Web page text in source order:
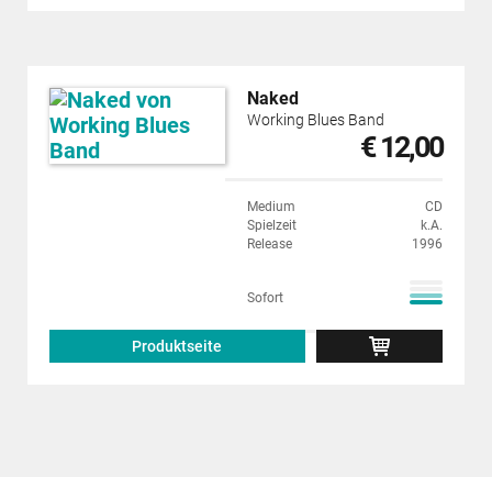
Naked
Working Blues Band
€ 12,00
Medium
CD
Spielzeit
k.A.
Release
1996
Sofort
Produktseite